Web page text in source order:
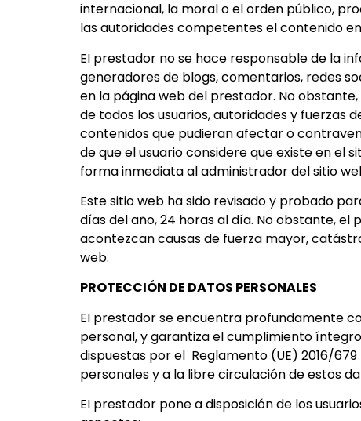
internacional, la moral o el orden público,
las autoridades competentes el contenido
EI prestador no se hace responsable de la
generadores de blogs, comentarios, redes
en la página web del prestador. No obstante,
de todos los usuarios, autoridades y fuerzas
contenidos que pudieran afectar o
de que el usuario considere que existe en el
forma inmediata al administrador del sitio
Este sitio web ha sido revisado y probado
días del año, 24 horas al día. No obstante,
acontezcan causas de fuerza mayor,
web.
PROTECCIÓN DE DATOS PERSONALES
EI prestador se encuentra profundamente
personal, y garantiza el cumplimiento
dispuestas por el Reglamento (UE) 2016/
personales y a la libre circulación de estos
EI prestador pone a disposición de los